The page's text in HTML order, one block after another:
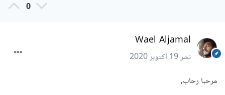
0
Wael Aljamal
نشر19 أكتوبر 2020
مرحبا رحاب,